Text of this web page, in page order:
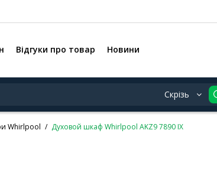
Відгуки про товар Новини
Скрізь
Whirlpool Духовой шкаф Whirlpool AKZ9 7890 IX